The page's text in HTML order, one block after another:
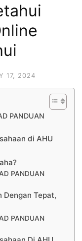
17, 2024
PANDUAN
di AHU
PANDUAN
Dengan Tepat,
PANDUAN